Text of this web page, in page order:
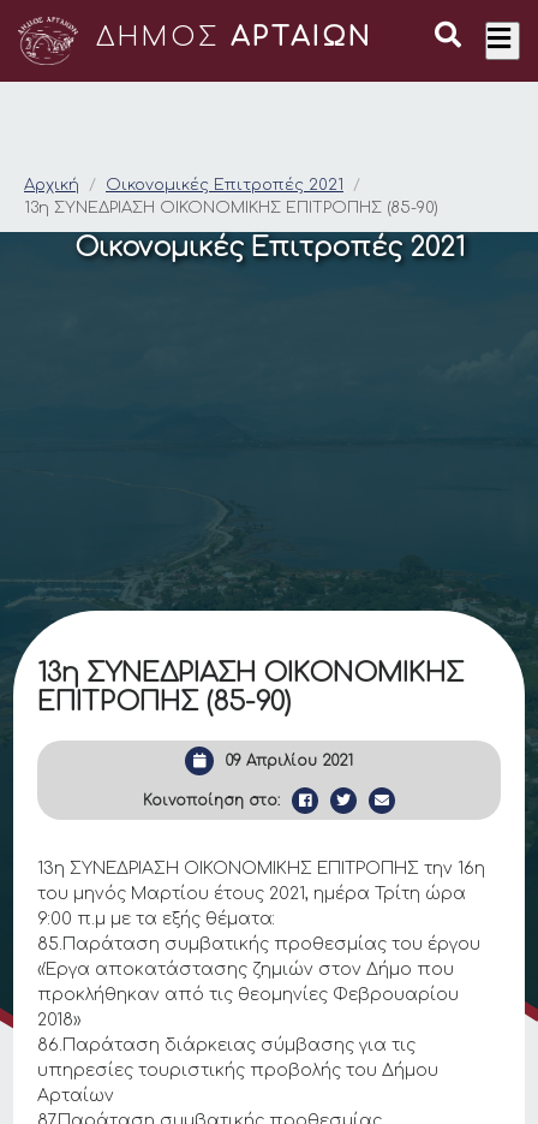
ΔΗΜΟΣ ΑΡΤΑΙΩΝ
13η ΣΥΝΕΔΡΙΑΣΗ
Αρχική
Οικονομικές Επιτροπές 2021
13η ΣΥΝΕΔΡΙΑΣΗ ΟΙΚΟΝΟΜΙΚΗΣ ΕΠΙΤΡΟΠΗΣ (85-90)
Οικονομικές Επιτροπές 2021
13η ΣΥΝΕΔΡΙΑΣΗ ΟΙΚΟΝΟΜΙΚΗΣ
ΕΠΙΤΡΟΠΗΣ (85-90)
09 Απριλίου 2021
Κοινοποίηση στο:
13η ΣΥΝΕΔΡΙΑΣΗ ΟΙΚΟΝΟΜΙΚΗΣ ΕΠΙΤΡΟΠΗΣ την 16η
του μηνός Μαρτίου έτους 2021, ημέρα Τρίτη ώρα
9:00 π.μ με τα εξής θέματα:
85.Παράταση συμβατικής προθεσμίας του έργου
«Έργα αποκατάστασης ζημιών στον Δήμο που
προκλήθηκαν από τις θεομηνίες Φεβρουαρίου
2018»
86.Παράταση διάρκειας σύμβασης για τις
υπηρεσίες τουριστικής προβολής του Δήμου
Αρταίων